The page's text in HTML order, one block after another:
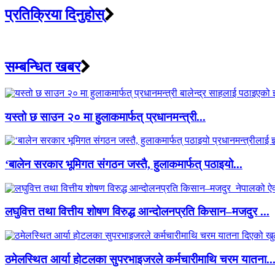
प्रतिक्रिया दिनुहोस्
सम्बन्धित खबर
यस्तो छ साउन २० मा हुलाकमार्फत् प्रधानमन्त्री...
‘बालेन सरकार भूमिगत संगठन जस्तै, हुलाकमार्फत् पठाइयो...
लघुवित्त तथा वित्तीय शोषण विरुद्ध आन्दोलनप्रति किसान–मजदुर ...
ठमेलस्थित आर्या होटलका सुपरभाइजरले कर्मचारीमाथि चरम यातना...